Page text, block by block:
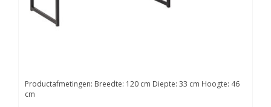
Productafmetingen: Breedte: 120 cm Diepte: 33 cm Hoogte: 46
cm